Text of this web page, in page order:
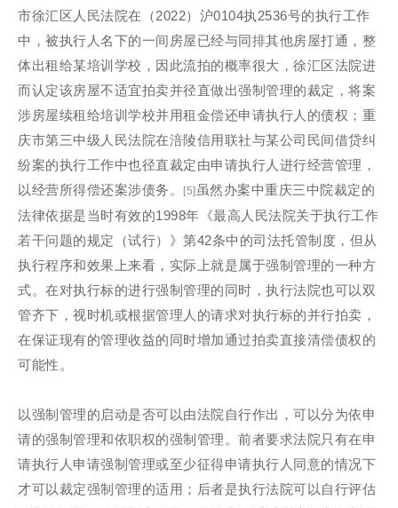
市徐汇区人民法院在（2022）沪0104执2536号的执行工作
中，被执行人名下的一间房屋已经与同排其他房屋打通，整
体出租给某培训学校，因此流拍的概率很大，徐汇区法院进
而认定该房屋不适宜拍卖并径直做出强制管理的裁定，将案
涉房屋续租给培训学校并用租金偿还申请执行人的债权；重
庆市第三中级人民法院在涪陵信用联社与某公司民间借贷纠
纷案的执行工作中也径直裁定由申请执行人进行经营管理，
以经营所得偿还案涉债务。
[5] 虽然办案中重庆三中院裁定的
法律依据是当时有效的1998年《最高人民法院关于执行工作
若干问题的规定（试行）》第42条中的司法托管制度，但从
执行程序和效果上来看，实际上就是属于强制管理的一种方
式。在对执行标的进行强制管理的同时，执行法院也可以双
管齐下，视时机或根据管理人的请求对执行标的并行拍卖，
在保证现有的管理收益的同时增加通过拍卖直接清偿债权的
可能性。
以强制管理的启动是否可以由法院自行作出，可以分为依申
请的强制管理和依职权的强制管理。前者要求法院只有在申
请执行人申请强制管理或至少征得申请执行人同意的情况下
才可以裁定强制管理的适用；后者是执行法院可以自行评估